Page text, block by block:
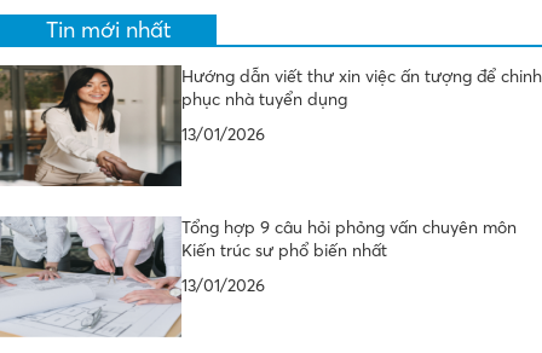
Tin mới nhất
Hướng dẫn viết thư xin việc ấn tượng để chinh
phục nhà tuyển dụng
13/01/2026
Tổng hợp 9 câu hỏi phỏng vấn chuyên môn
Kiến trúc sư phổ biến nhất
13/01/2026